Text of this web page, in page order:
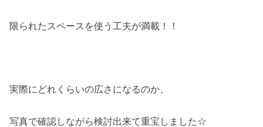
限られたスペースを使う工夫が満載！！
実際にどれくらいの広さになるのか、
写真で確認しながら検討出来て重宝しました☆